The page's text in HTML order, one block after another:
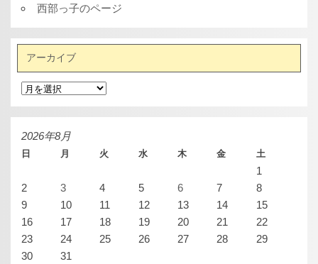
西部っ子のページ
アーカイブ
ア
ー
カ
イ
2026年8月
日 月 火 水 木 金 土
1
2
3 4 5 6 7
8
9
10 11 12 13 14
15
16
17 18 19 20 21
22
23
24 25 26 27 28
29
30
31